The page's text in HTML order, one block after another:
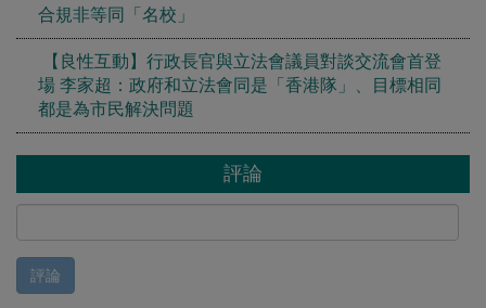
合規非等同「名校」
【良性互動】行政長官與立法會議員對談交流會首登
場 李家超：政府和立法會同是「香港隊」、目標相同
都是為市民解決問題
評論
評論